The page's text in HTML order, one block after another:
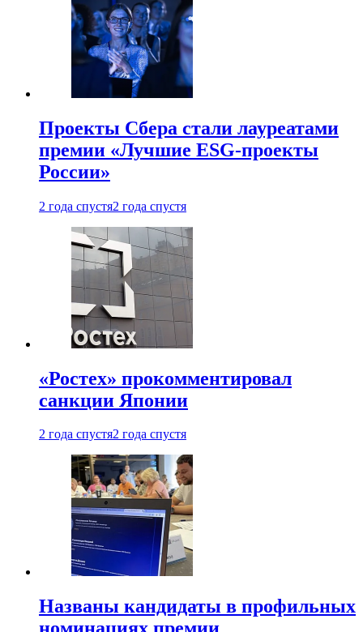
Проекты Сбера стали лауреатами
премии «Лучшие ESG-проекты
России»
2 года спустя2 года спустя
«Ростех» прокомментировал
санкции Японии
2 года спустя2 года спустя
Названы кандидаты в профильных